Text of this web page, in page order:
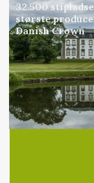
32.500
største
Danish Crown